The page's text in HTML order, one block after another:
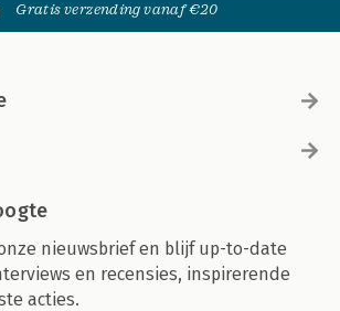
Gratis verzending vanaf €20
nieuwsbrief en blijf up-to-date
en recensies, inspirerende
acties.